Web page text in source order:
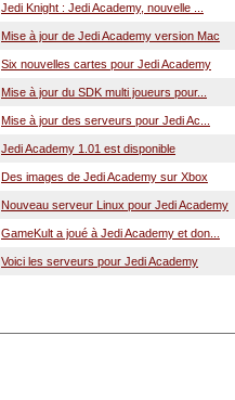
Jedi Knight : Jedi Academy, nouvelle ...
Mise à jour de Jedi Academy version Mac
Six nouvelles cartes pour Jedi Academy
Mise à jour du SDK multi joueurs pour...
Mise à jour des serveurs pour Jedi Ac...
Jedi Academy 1.01 est disponible
Des images de Jedi Academy sur Xbox
Nouveau serveur Linux pour Jedi Academy
GameKult a joué à Jedi Academy et don...
Voici les serveurs pour Jedi Academy